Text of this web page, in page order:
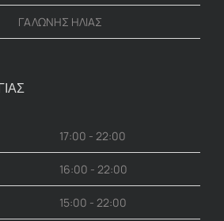
ΓΑΛΩΝΗΣ ΗΛΙΑΣ
17:00 - 22:00
16:00 - 22:00
15:00 - 22:00